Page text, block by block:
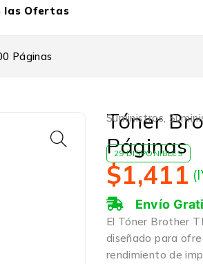
las Ofertas
Páginas
Suministros,
Tóner
Páginas
29 DISPONIBLES
$1,411
Envío
El Tóner Brother
diseñado para
rendimiento de